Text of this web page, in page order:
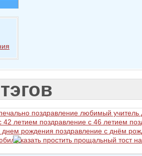
поздравление любимый учитель
42 летием поздравление с 46 летием
днем рождения поздравление с днём
сказать простить прощальный тост